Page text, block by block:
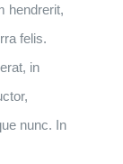
hendrerit,
felis.
in
nunc. In